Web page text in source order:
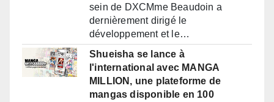
sein de DXCMme Beaudoin a
dernièrement dirigé le
développement et le…
Shueisha se lance à
l'international avec MANGA
MILLION, une plateforme de
mangas disponible en 100